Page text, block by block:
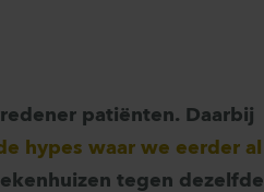
patiënten. Daarbij
hypes waar we eerder al
tegen dezelfde